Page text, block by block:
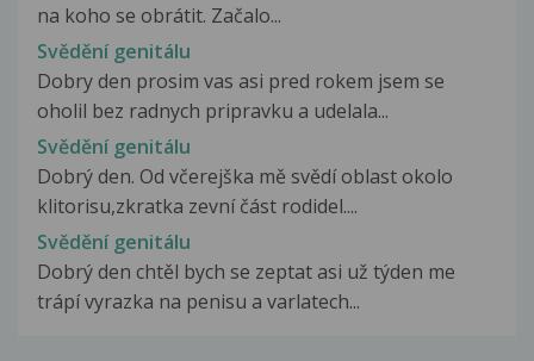
na koho se obrátit. Začalo...
Svědění genitálu
Dobry den prosim vas asi pred rokem jsem se
oholil bez radnych pripravku a udelala...
Svědění genitálu
Dobrý den. Od včerejška mě svědí oblast okolo
klitorisu,zkratka zevní část rodidel....
Svědění genitálu
Dobrý den chtěl bych se zeptat asi už týden me
trápí vyrazka na penisu a varlatech...